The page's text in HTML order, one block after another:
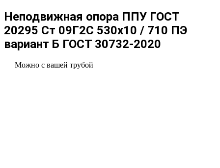
Неподвижная опора ППУ ГОСТ
20295 Ст 09Г2С 530x10 / 710 ПЭ
вариант Б ГОСТ 30732-2020
Можно с вашей трубой